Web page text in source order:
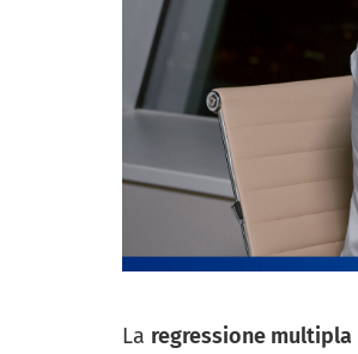
La regressione multipla